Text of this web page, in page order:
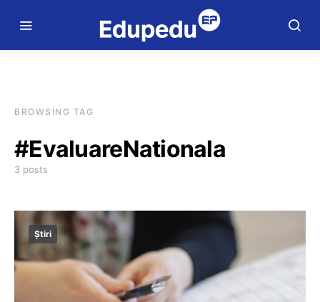
BROWSING TAG
#EvaluareNationala
3 posts
Știri